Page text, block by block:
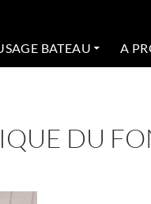
BATEAU A
DU